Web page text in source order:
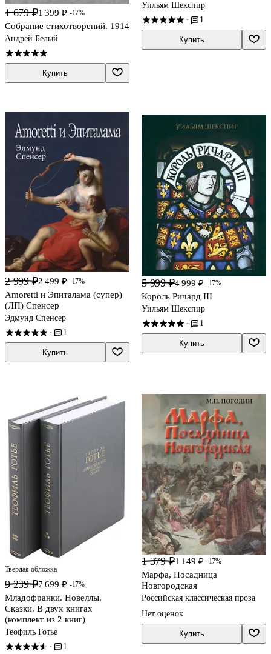
1 679 ₽1 399 ₽ -17%
Собрание стихотворений. 1914
Андрей Белый
Купить
Уильям Шекспир
· 1
Купить
2 999 ₽2 499 ₽ -17%
Amoretti и Эпиталама (супер)
(ЛП) Спенсер
Эдмунд Спенсер
· 1
Купить
5 999 ₽4 999 ₽ -17%
Король Ричард III
Уильям Шекспир
· 1
Купить
Твердая обложка
9 239 ₽7 699 ₽ -17%
Младофранки. Новеллы.
Сказки. В двух книгах
(комплект из 2 книг)
Теофиль Готье
· 1
1 379 ₽1 149 ₽ -17%
Марфа, Посадница
Новгородская
Российская классическая проза
Нет оценок
Купить